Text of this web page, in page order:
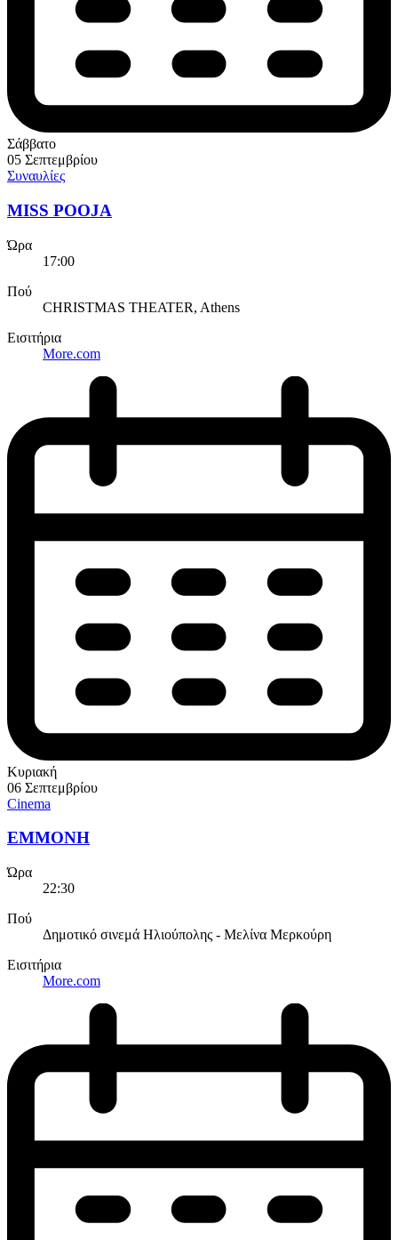
Σάββατο
05 Σεπτεμβρίου
Συναυλίες
MISS POOJA
Ώρα
17:00
Πού
CHRISTMAS THEATER, Athens
Εισιτήρια
More.com
Κυριακή
06 Σεπτεμβρίου
Cinema
EMMONH
Ώρα
22:30
Πού
Δημοτικό σινεμά Ηλιούπολης - Μελίνα Μερκούρη
Εισιτήρια
More.com